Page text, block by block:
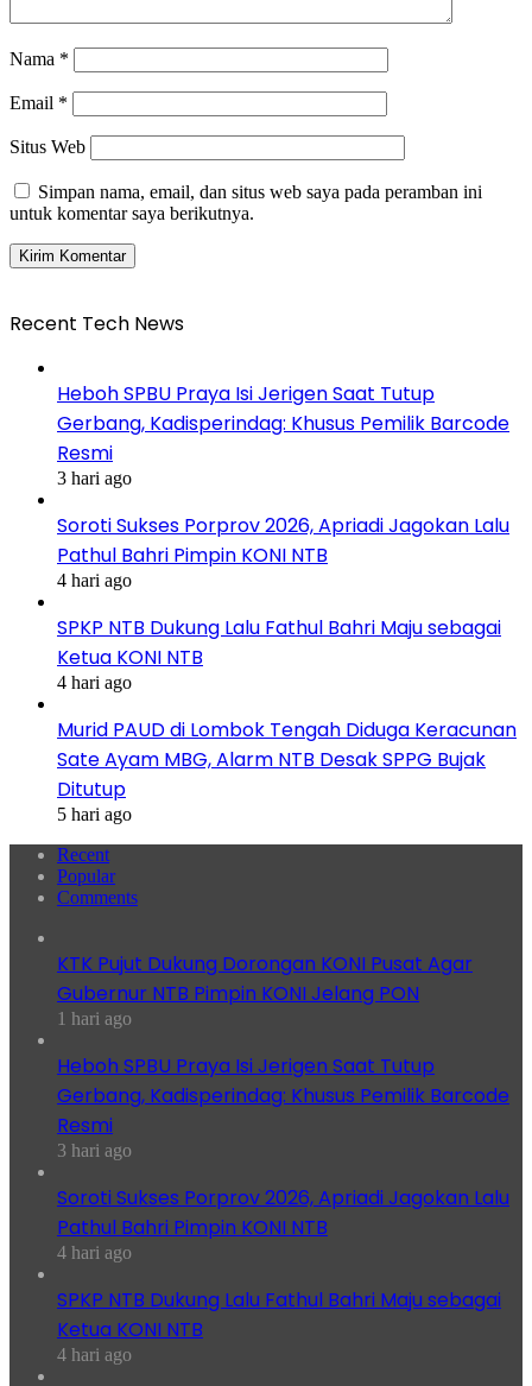
Nama *
Email *
Situs Web
Simpan nama, email, dan situs web saya pada peramban ini
untuk komentar saya berikutnya.
Recent Tech News
Heboh SPBU Praya Isi Jerigen Saat Tutup
Gerbang, Kadisperindag: Khusus Pemilik Barcode
Resmi
3 hari ago
Soroti Sukses Porprov 2026, Apriadi Jagokan Lalu
Pathul Bahri Pimpin KONI NTB
4 hari ago
SPKP NTB Dukung Lalu Fathul Bahri Maju sebagai
Ketua KONI NTB
4 hari ago
Murid PAUD di Lombok Tengah Diduga Keracunan
Sate Ayam MBG, Alarm NTB Desak SPPG Bujak
Ditutup
5 hari ago
Recent
Popular
Comments
KTK Pujut Dukung Dorongan KONI Pusat Agar
Gubernur NTB Pimpin KONI Jelang PON
1 hari ago
Heboh SPBU Praya Isi Jerigen Saat Tutup
Gerbang, Kadisperindag: Khusus Pemilik Barcode
Resmi
3 hari ago
Soroti Sukses Porprov 2026, Apriadi Jagokan Lalu
Pathul Bahri Pimpin KONI NTB
4 hari ago
SPKP NTB Dukung Lalu Fathul Bahri Maju sebagai
Ketua KONI NTB
4 hari ago